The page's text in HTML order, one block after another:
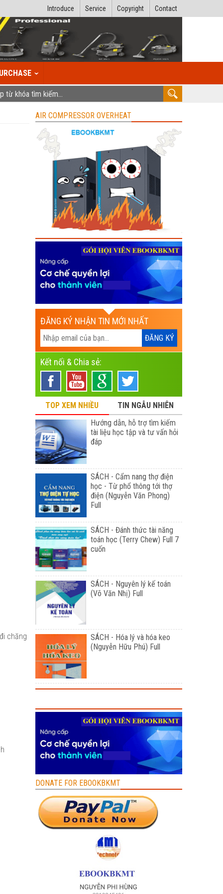
Contact
Copyright
Service
Introduce
chăng
AIR COMPRESSOR OVERHEAT
ĐĂNG KÝ NHẬN TIN MỚI NHẤT
Kết nối & Chia sẻ:
TOP XEM NHIỀU
TIN NGẪU NHIÊN
Hướng dẫn, hỗ trợ tìm kiếm
tài liệu học tập và tư vấn hỏi
đáp
SÁCH - Cẩm nang thợ điện
học - Từ phổ thông tới thợ
điện (Nguyễn Văn Phong)
Full
SÁCH - Đánh thức tài năng
toán học (Terry Chew) Full 7
cuốn
SÁCH - Nguyên lý kế toán
(Võ Văn Nhị) Full
SÁCH - Hóa lý và hóa keo
(Nguyễn Hữu Phú) Full
DONATE FOR EBOOKBKMT